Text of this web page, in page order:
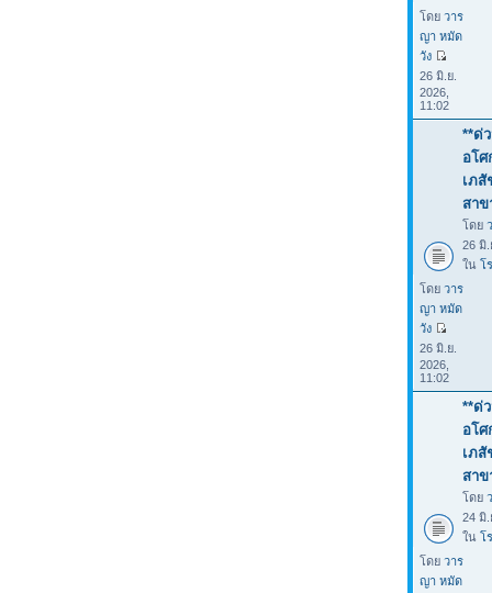
โดย วาร
ญา หมัด
วัง
26 มิ.ย.
2026,
11:02
**ด่
อโ
เภสั
สาข
โดย
26 มิ.
ใน โ
โดย วาร
ญา หมัด
วัง
26 มิ.ย.
2026,
11:02
**ด่
อโ
เภสั
สาข
โดย
24 มิ.
ใน โ
โดย วาร
ญา หมัด